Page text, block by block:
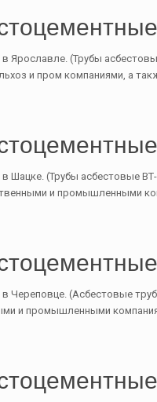
Ярославле. (Трубы
и пром компаниями, а
Шацке. (Трубы асбестовые
и промышленными
Череповце. (Асбестовые
и промышленными